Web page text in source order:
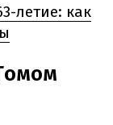
летие: как